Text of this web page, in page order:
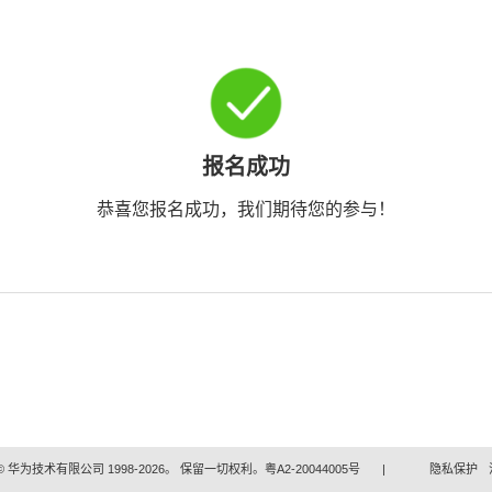
报名成功
恭喜您报名成功，我们期待您的参与！
华为技术有限公司 1998-2026。 保留一切权利。粤A2-20044005号 | 隐私保护